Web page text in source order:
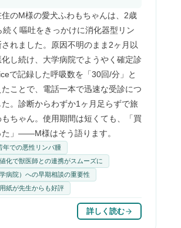
のM様の愛犬ふわもちゃんは、2歳
続く嘔吐をきっかけに消化器型リン
れました。原因不明のまま2ヶ月以
化し続け、大学病院でようやく確定診
で記録した呼吸数を「30回/分」と
ことで、電話一本で迅速な受診につ
。診断からわずか1ヶ月足らずで旅
ちゃん。使用期間は短くても、「買
た」——M様はそう語ります。
年での悪性リンパ腫
化で獣医師との連携がスムーズに
病院）への早期相談の重要性
紙が先生からも好評
詳しく読む